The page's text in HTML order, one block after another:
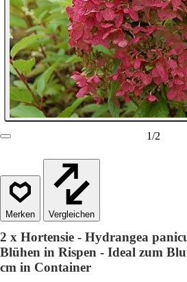
1/2
Vergleichen
2 x Hortensie - Hydrangea
Blühen in Rispen - Ideal zum
cm in Container